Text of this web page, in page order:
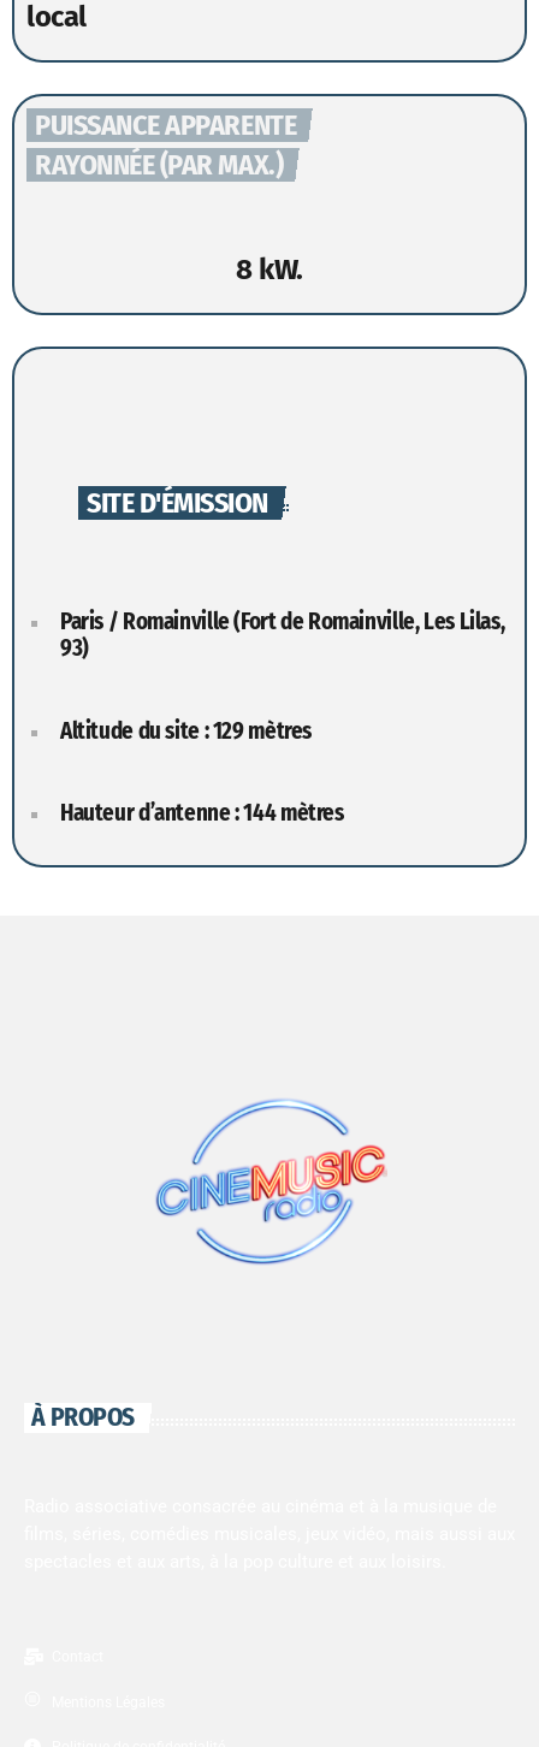
local
PUISSANCE APPARENTE
RAYONNÉE (PAR MAX.)
8 kW.
SITE D'ÉMISSION
Paris / Romainville (Fort de Romainville, Les Lilas,
93)
Altitude du site : 129 mètres
Hauteur d’antenne : 144 mètres
À PROPOS